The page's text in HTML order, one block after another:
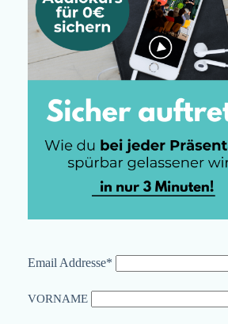
Email Addresse*
VORNAME